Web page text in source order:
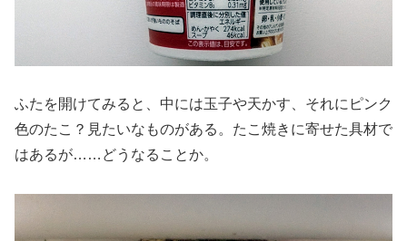
ふたを開けてみると、中には玉子や天かす、それにピンク
色のたこ？見たいなものがある。たこ焼きに寄せた具材で
はあるが……どうなることか。